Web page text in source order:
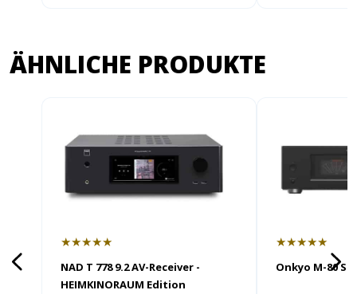
ÄHNLICHE PRODUKTE
★★★★★
NAD T 778 9.2 AV-Receiver -
HEIMKINORAUM Edition
★★★★★
Onkyo M-80